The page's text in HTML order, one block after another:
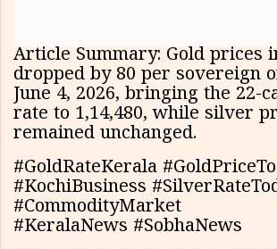
Article Summary: Gold prices
dropped by ₹80 per sovereign
June 4, 2026, bringing the 22-
rate to ₹1,14,480, while silver
remained unchanged.
#GoldRateKerala
#KochiBusiness
#CommodityMarket
#KeralaNews #SobhaNews